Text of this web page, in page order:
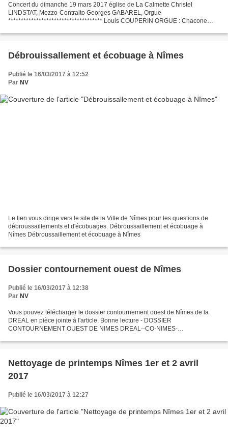
Concert du dimanche 19 mars 2017 église de La Calmette Christel
LINDSTAT, Mezzo-Contralto Georges GABAREL, Orgue
************************************* Louis COUPERIN ORGUE : Chacone
mater...
Débrouissallement et écobuage à Nîmes
Publié le 16/03/2017 à 12:52
Par NV
Le lien vous dirige vers le site de la Ville de Nîmes pour les questions de
débroussaillements et d'écobuages. Débroussaillement et écobuage à
Nîmes Débroussaillement et écobuage à Nîmes
Dossier contournement ouest de Nîmes
Publié le 16/03/2017 à 12:38
Par NV
Vous pouvez télécharger le dossier contournement ouest de Nîmes de la
DREAL en pièce jointe à l'article. Bonne lecture - DOSSIER
CONTOURNEMENT OUEST DE NIMES DREAL--CO-NIMES-
Nettoyage de printemps Nîmes 1er et 2 avril
2017
Publié le 16/03/2017 à 12:27